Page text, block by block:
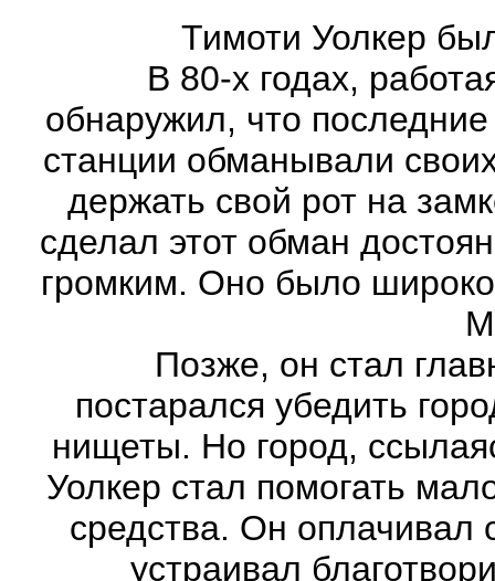
Тимоти Уолкер был
В 80-х годах,
обнаружил, что
станции обманывали
держать свой рот на
сделал этот обман
громким. Оно было
Позже, он стал
постарался убедить
нищеты. Но город,
Уолкер стал помогать
средства. Он
устраивал